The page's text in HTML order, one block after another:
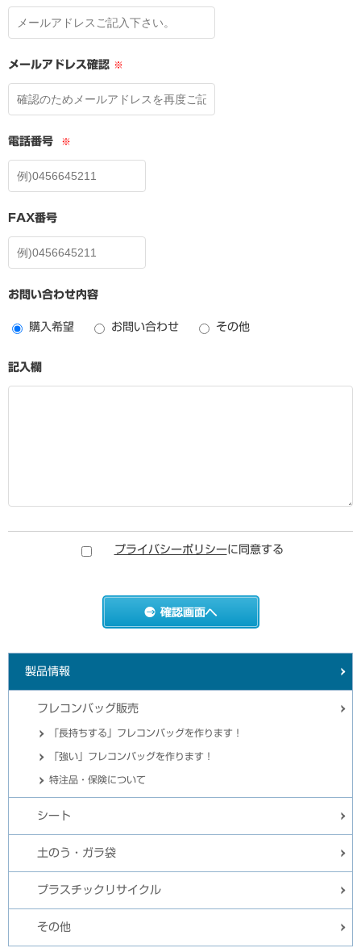
メールアドレス確認 ※
電話番号 ※
FAX番号
お問い合わせ内容
購入希望 お問い合わせ その他
記入欄
プライバシーポリシーに同意する
製品情報
フレコンバッグ販売
「長持ちする」フレコンバッグを作ります！
「強い」フレコンバッグを作ります！
特注品・保険について
シート
土のう・ガラ袋
プラスチックリサイクル
その他